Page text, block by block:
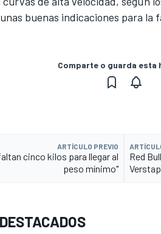
buenas indicaciones para la
Comparte o guarda esta
ARTÍCULO PREVIO
cinco kilos para llegar al
peso mínimo"
Red